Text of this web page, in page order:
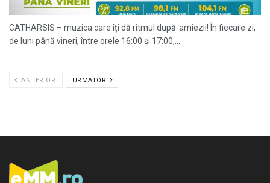
CATHARSIS – muzica care îți dă ritmul după-amiezii! În fiecare zi,
de luni până vineri, între orele 16:00 și 17:00,...
ANTERIOR URMATOR